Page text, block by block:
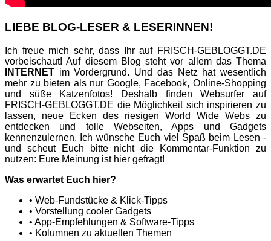
LIEBE BLOG-LESER & LESERINNEN!
Ich freue mich sehr, dass Ihr auf FRISCH-GEBLOGGT.DE
vorbeischaut! Auf diesem Blog steht vor allem das Thema
INTERNET im Vordergrund. Und das Netz hat wesentlich
mehr zu bieten als nur Google, Facebook, Online-Shopping
und süße Katzenfotos! Deshalb finden Websurfer auf
FRISCH-GEBLOGGT.DE die Möglichkeit sich inspirieren zu
lassen, neue Ecken des riesigen World Wide Webs zu
entdecken und tolle Webseiten, Apps und Gadgets
kennenzulernen. Ich wünsche Euch viel Spaß beim Lesen -
und scheut Euch bitte nicht die Kommentar-Funktion zu
nutzen: Eure Meinung ist hier gefragt!
Was erwartet Euch hier?
• Web-Fundstücke & Klick-Tipps
• Vorstellung cooler Gadgets
• App-Empfehlungen & Software-Tipps
• Kolumnen zu aktuellen Themen